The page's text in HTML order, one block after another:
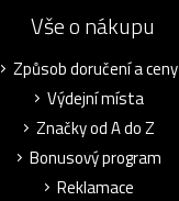
Vše o nákupu
Způsob doručení a ceny
Výdejní místa
Značky od A do Z
Bonusový program
Reklamace